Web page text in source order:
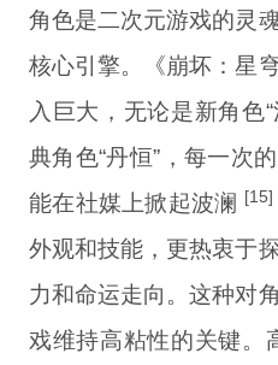
角色是二次元游戏的灵
核心引擎。《崩坏：星
入巨大，无论是新角色
典角色“丹恒”，每一次
能在社媒上掀起波澜
[15]
外观和技能，更热衷于
力和命运走向。这种对
戏维持高粘性的关键。